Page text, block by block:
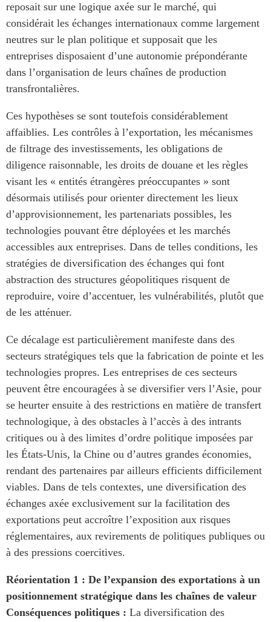
reposait sur une logique axée sur le marché, qui
considérait les échanges internationaux comme largement
neutres sur le plan politique et supposait que les
entreprises disposaient d’une autonomie prépondérante
dans l’organisation de leurs chaînes de production
transfrontalières.
Ces hypothèses se sont toutefois considérablement
affaiblies. Les contrôles à l’exportation, les mécanismes
de filtrage des investissements, les obligations de
diligence raisonnable, les droits de douane et les règles
visant les « entités étrangères préoccupantes » sont
désormais utilisés pour orienter directement les lieux
d’approvisionnement, les partenariats possibles, les
technologies pouvant être déployées et les marchés
accessibles aux entreprises. Dans de telles conditions, les
stratégies de diversification des échanges qui font
abstraction des structures géopolitiques risquent de
reproduire, voire d’accentuer, les vulnérabilités, plutôt que
de les atténuer.
Ce décalage est particulièrement manifeste dans des
secteurs stratégiques tels que la fabrication de pointe et les
technologies propres. Les entreprises de ces secteurs
peuvent être encouragées à se diversifier vers l’Asie, pour
se heurter ensuite à des restrictions en matière de transfert
technologique, à des obstacles à l’accès à des intrants
critiques ou à des limites d’ordre politique imposées par
les États-Unis, la Chine ou d’autres grandes économies,
rendant des partenaires par ailleurs efficients difficilement
viables. Dans de tels contextes, une diversification des
échanges axée exclusivement sur la facilitation des
exportations peut accroître l’exposition aux risques
réglementaires, aux revirements de politiques publiques ou
à des pressions coercitives.
Réorientation 1 : De l’expansion des exportations à un
positionnement stratégique dans les chaînes de valeur
Conséquences politiques : La diversification des